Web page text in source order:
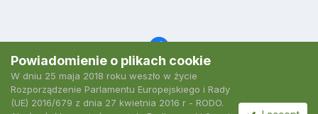
Język Polityka prywatności Kontakt
2007-2026 Podkarpacki Serwis Wędkarski
Powiadomienie o plikach cookie
W dniu 25 maja 2018 roku weszło w życie
Rozporządzenie Parlamentu Europejskiego i Rady
(UE) 2016/679 z dnia 27 kwietnia 2016 r - RODO.